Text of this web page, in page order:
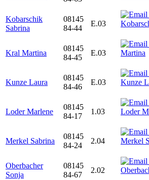
Kobarschik
Sabrina
08145
84-44
E.03
Kral Martina
08145
84-45
E.03
Kunze Laura
08145
84-46
E.03
Loder Marlene
08145
84-17
1.03
Merkel Sabrina
08145
84-24
2.04
Oberbacher
Sonja
08145
84-67
2.02